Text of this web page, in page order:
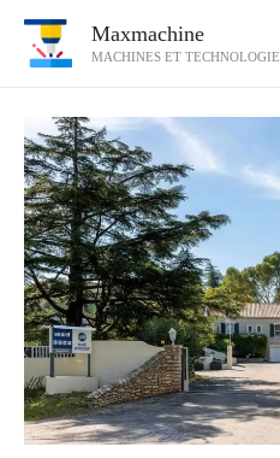
Maxmachine
MACHINES ET TECHNOLOGIE